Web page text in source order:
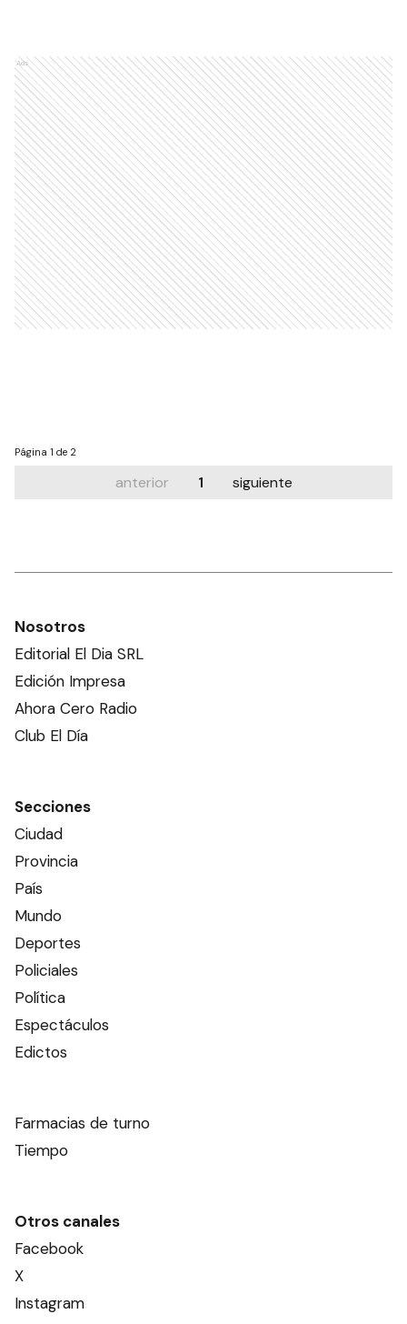
Ads
Página 1 de 2
anterior 1 siguiente
Nosotros
Editorial El Dia SRL
Edición Impresa
Ahora Cero Radio
Club El Día
Secciones
Ciudad
Provincia
País
Mundo
Deportes
Policiales
Política
Espectáculos
Edictos
Farmacias de turno
Tiempo
Otros canales
Facebook
X
Instagram